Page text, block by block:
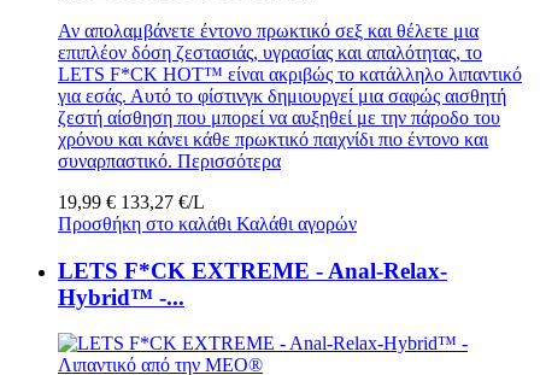
Αν απολαμβάνετε έντονο πρωκτικό σεξ και θέλετε μια
επιπλέον δόση ζεστασιάς, υγρασίας και απαλότητας, το
LETS F*CK HOT™ είναι ακριβώς το κατάλληλο λιπαντικό
για εσάς. Αυτό το φίστινγκ δημιουργεί μια σαφώς αισθητή
ζεστή αίσθηση που μπορεί να αυξηθεί με την πάροδο του
χρόνου και κάνει κάθε πρωκτικό παιχνίδι πιο έντονο και
συναρπαστικό. Περισσότερα
19,99 € 133,27 €/L
Προσθήκη στο καλάθι Καλάθι αγορών
LETS F*CK EXTREME - Anal-Relax-
Hybrid™ -...